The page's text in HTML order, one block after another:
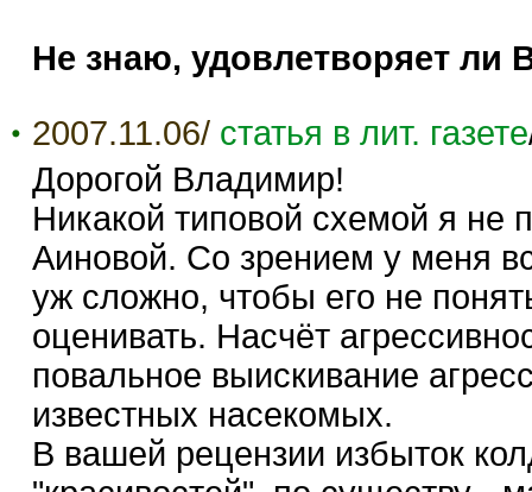
Не знаю, удовлетворяет ли
2007.11.06/ статья в лит. газете
Дорогой Владимир!
Никакой типовой схемой я не
Аиновой. Со зрением у меня
уж сложно, чтобы его не
оценивать. Насчёт
повальное выискивание
известных насекомых.
В вашей рецензии избыток